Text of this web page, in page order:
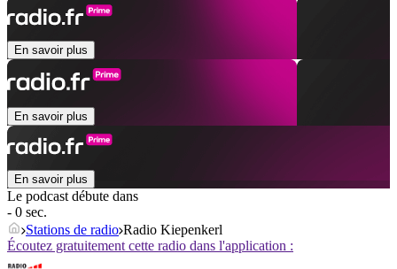
En savoir plus
En savoir plus
En savoir plus
Le podcast débute dans
- 0 sec.
Stations de radio Radio Kiepenkerl
Écoutez gratuitement cette radio dans l'application :